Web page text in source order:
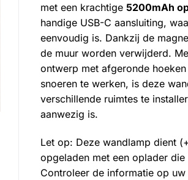
met een krachtige 5200mAh
handige USB-C aansluiting,
eenvoudig is. Dankzij de
de muur worden verwijderd.
ontwerp met afgeronde
snoeren te werken, is deze
verschillende ruimtes te
aanwezig is.
Let op: Deze wandlamp dient
opgeladen met een oplader
Controleer de informatie op